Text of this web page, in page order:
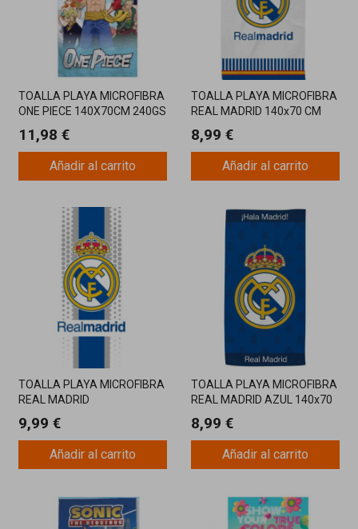
TOALLA PLAYA MICROFIBRA
ONE PIECE 140X70CM 240GS
11,98 €
Añadir al carrito
TOALLA PLAYA MICROFIBRA
REAL MADRID 140x70 CM
8,99 €
Añadir al carrito
TOALLA PLAYA MICROFIBRA
REAL MADRID
9,99 €
Añadir al carrito
TOALLA PLAYA MICROFIBRA
REAL MADRID AZUL 140x70
8,99 €
Añadir al carrito